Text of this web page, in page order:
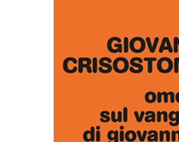
AGGIUNGI AL CARRELLO